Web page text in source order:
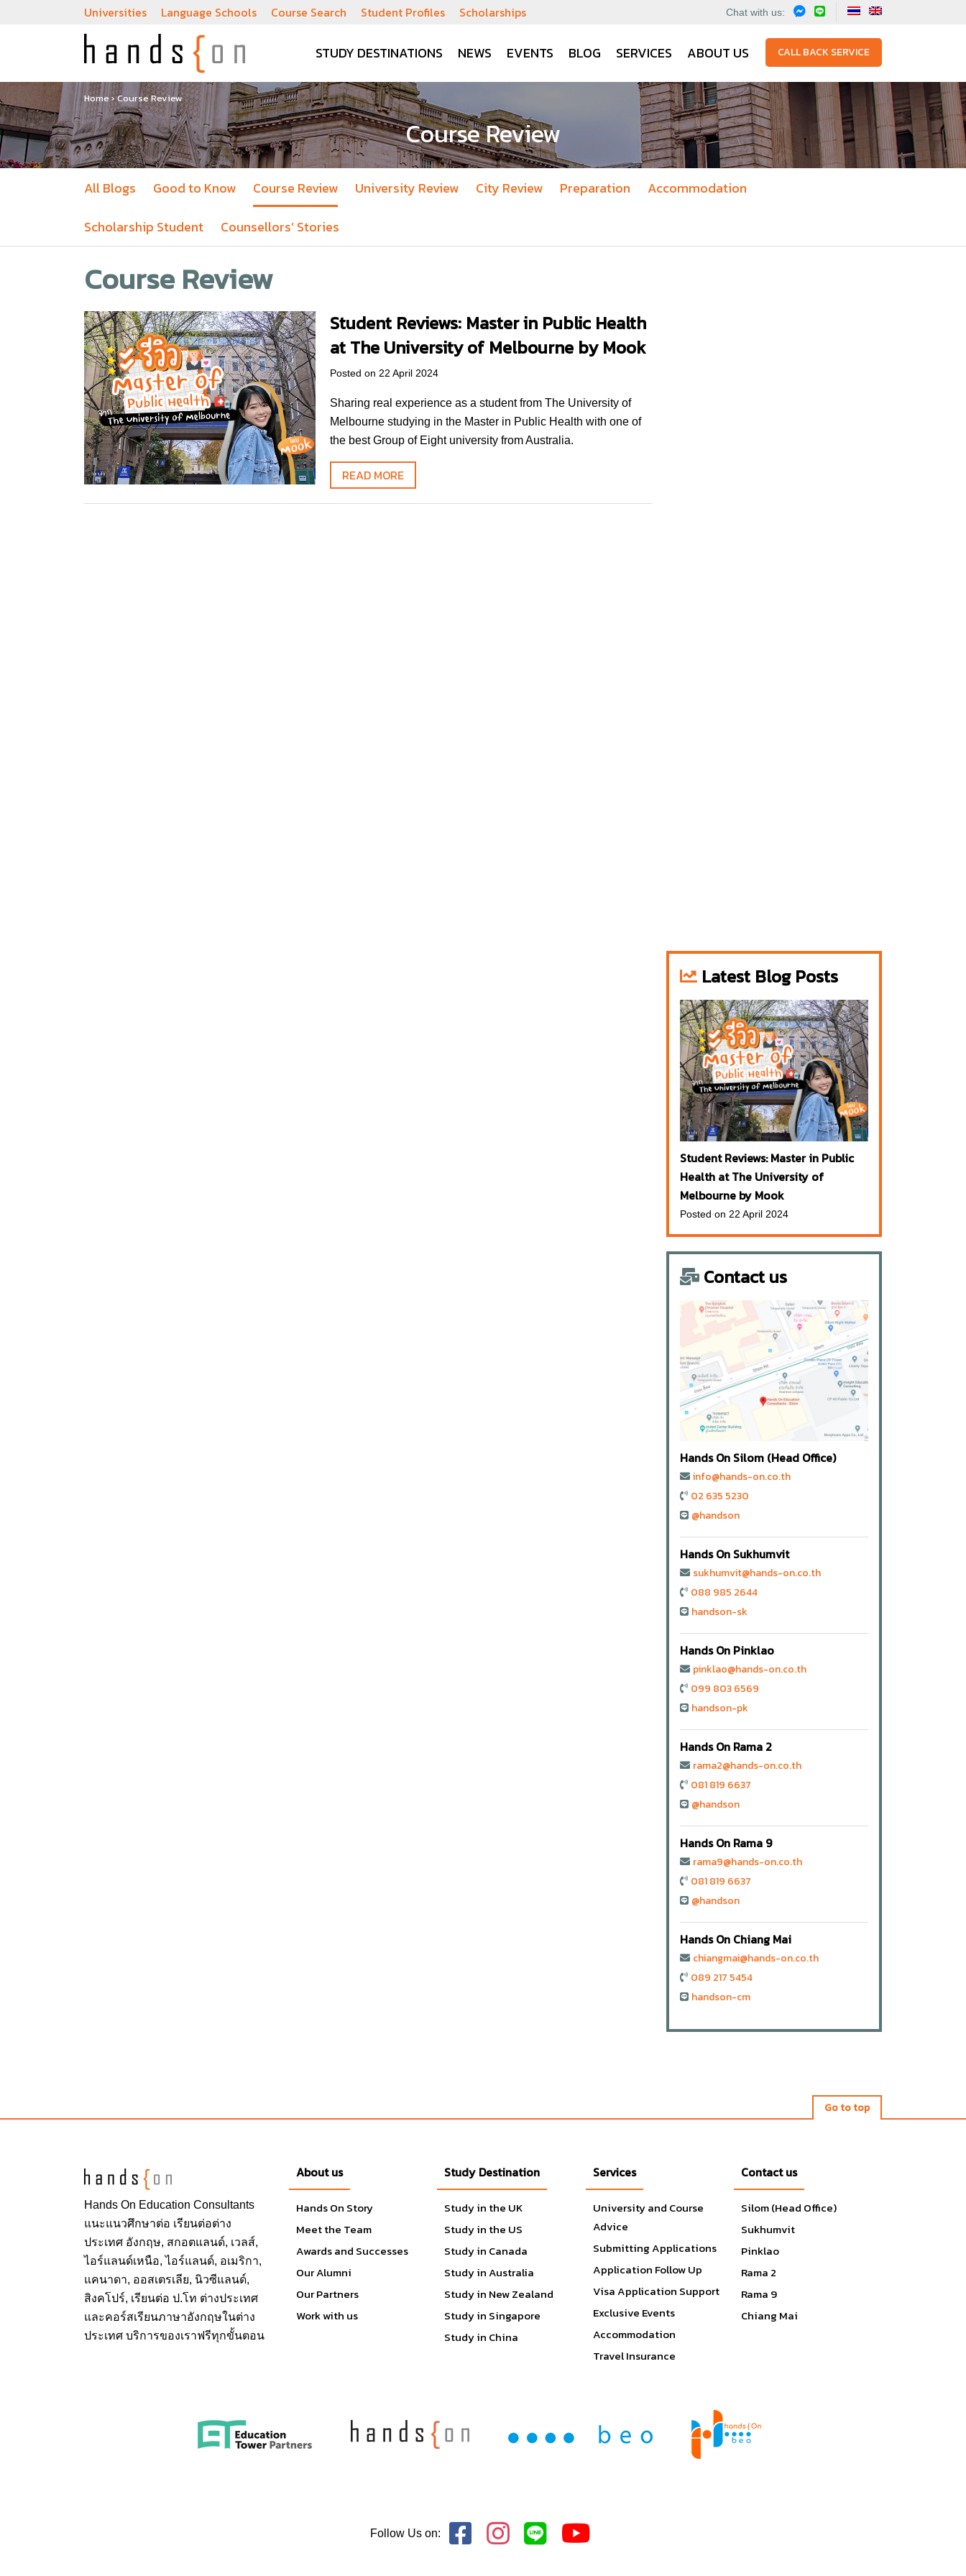
Universities Language Schools Course Search Student Profiles Scholarships Chat with us:
STUDY DESTINATIONS NEWS EVENTS BLOG SERVICES ABOUT US CALL BACK SERVICE
Home›Course Review
Course Review
All Blogs Good to Know Course Review University Review City Review Preparation
Accommodation
Scholarship Student
Counsellors’ Stories
Course Review
Student Reviews: Master in Public Health
at The University of Melbourne by Mook
Posted on 22 April 2024
Sharing real experience as a student from The University of
Melbourne studying in the Master in Public Health with one of
the best Group of Eight university from Australia.
READ MORE
Latest Blog Posts
Student Reviews: Master in Public
Health at The University of
Melbourne by Mook
Posted on 22 April 2024
Contact us
Hands On Silom (Head Office)
info@hands-on.co.th
02 635 5230
@handson
Hands On Sukhumvit
sukhumvit@hands-on.co.th
088 985 2644
handson-sk
Hands On Pinklao
pinklao@hands-on.co.th
099 803 6569
handson-pk
Hands On Rama 2
rama2@hands-on.co.th
081 819 6637
@handson
Hands On Rama 9
rama9@hands-on.co.th
081 819 6637
@handson
Hands On Chiang Mai
chiangmai@hands-on.co.th
089 217 5454
handson-cm
Go to top
Hands On Education Consultants
แนะแนวศึกษาต่อ เรียนต่อต่าง
ประเทศ อังกฤษ, สกอตแลนด์, เวลส์,
ไอร์แลนด์เหนือ, ไอร์แลนด์, อเมริกา,
แคนาดา, ออสเตรเลีย, นิวซีแลนด์,
สิงคโปร์, เรียนต่อ ป.โท ต่างประเทศ
และคอร์สเรียนภาษาอังกฤษในต่าง
ประเทศ บริการของเราฟรีทุกขั้นตอน
About us
Hands On Story
Meet the Team
Awards and Successes
Our Alumni
Our Partners
Work with us
Study Destination
Study in the UK
Study in the US
Study in Canada
Study in Australia
Study in New Zealand
Study in Singapore
Study in China
Services
University and Course
Advice
Submitting Applications
Application Follow Up
Visa Application Support
Exclusive Events
Accommodation
Travel Insurance
Contact us
Silom (Head Office)
Sukhumvit
Pinklao
Rama 2
Rama 9
Chiang Mai
Follow Us on: